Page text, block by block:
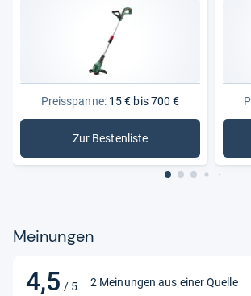
Preisspanne:15 € bis 700 €
Zur Bestenliste: Rasentrimmer &
Meinungen
4,5 / 5
4,5
2 Meinungen aus einer Quelle